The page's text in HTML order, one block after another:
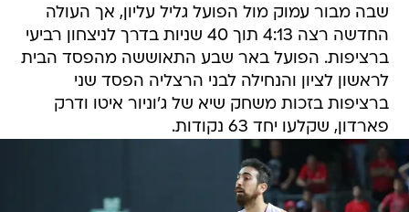
שבה מבור עמוק מול הפועל גליל עליון, אך העולה
החדשה רצה 4:13 תוך 40 שניות בדרך לניצחון רביעי
ברציפות. הפועל באר שבע התאוששה מהפסד הבית
לראשון לציון והנחילה לבני הרצליה הפסד שני
ברציפות בזכות משחק שיא של ג'וניור איטו ודרק
פארדון, שקלעו יחד 63 נקודות.